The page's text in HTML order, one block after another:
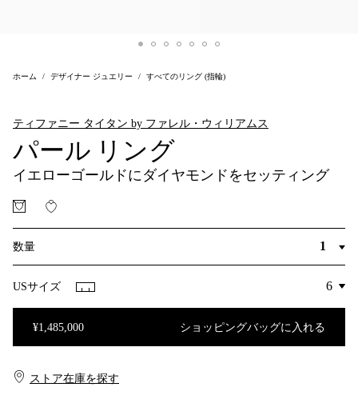
ホーム デザイナー ジュエリー すべてのリング (指輪)
ティファニー タイタン by ファレル・ウィリアムス
パール リング
イエローゴールドにダイヤモンドをセッティング
数量
USサイズ
¥1,485,000 ショッピングバッグに入れる
ストア在庫を探す​​